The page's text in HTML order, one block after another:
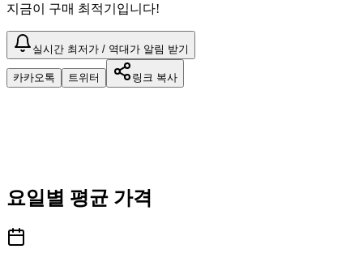
지금이 구매 최적기입니다!
실시간 최저가 / 역대가 알림 받기
카카오톡 트위터 링크 복사
요일별 평균 가격